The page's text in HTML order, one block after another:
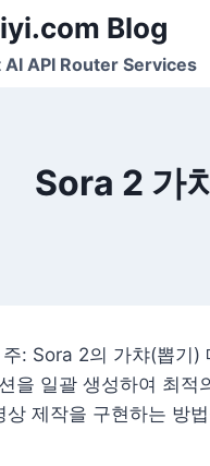
Blog
AI API Router Services
Sora 2 가
: Sora 2의 가챠(뽑기)
을 일괄 생성하여 최
상 제작을 구현하는 방